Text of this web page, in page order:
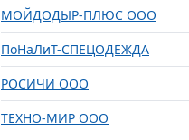
МОЙДОДЫР-ПЛЮС ООО
ПоНаЛиТ-СПЕЦОДЕЖДА
РОСИЧИ ООО
ТЕХНО-МИР ООО